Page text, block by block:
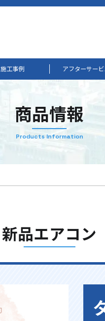
施工事例 アフターサー
商品情報
Products Information
新品エアコン